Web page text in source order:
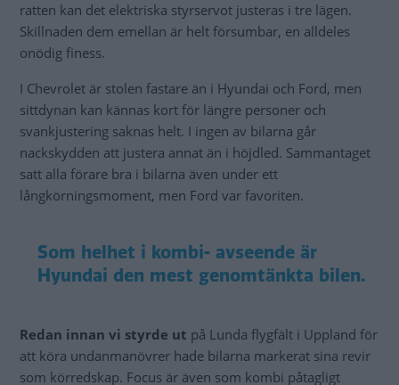
ratten kan det elektriska styrservot justeras i tre lägen.
Skillnaden dem emellan är helt försumbar, en alldeles
onödig finess.
I Chevrolet är stolen fastare än i Hyundai och Ford, men
sittdynan kan kännas kort för längre personer och
svankjustering saknas helt. I ingen av bilarna går
nackskydden att justera annat än i höjdled. Sammantaget
satt alla förare bra i bilarna även under ett
långkörningsmoment, men Ford var favoriten.
Som helhet i kombi- avseende är
Hyundai den mest genomtänkta bilen.
Redan innan vi styrde ut på Lunda flygfält i Uppland för
att köra undanmanövrer hade bilarna markerat sina revir
som körredskap. Focus är även som kombi påtagligt